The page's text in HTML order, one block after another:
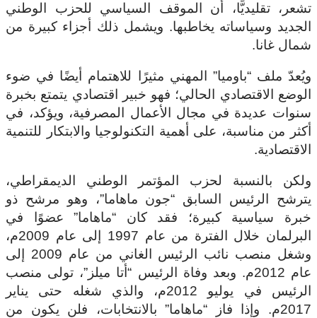
تشعر، تقليديًّا، أن الموقف السياسي للحزب الوطني
الجديد وسياساته يخاطبها. ويشمل ذلك أجزاء كبيرة من
شمال غانا.
ويُعدّ ملف “باوميا” المهني مثيرًا للاهتمام أيضًا في ضوء
الوضع الاقتصادي الحالي؛ فهو خبير اقتصادي يتمتع بخبرة
سنوات عديدة في مجال الأعمال المصرفية، ويؤكد، في
أكثر من مناسبة، على أهمية التكنولوجيا والابتكار للتنمية
الاقتصادية.
ولكن بالنسبة لحزب المؤتمر الوطني الديمقراطي،
يترشح الرئيس السابق “جون ماهاما”، وهو مرشح ذو
خبرة سياسية كبيرة؛ فقد كان “ماهاما” عضوًا في
البرلمان خلال الفترة من عام 1997 إلى عام 2009م،
وشغل منصب نائب الرئيس الغاني من عام 2009 إلى
عام 2012م. وبعد وفاة الرئيس “أتا ميلز”، تولى منصب
الرئيس في يوليو 2012م، والذي شغله حتى يناير
2017م. وإذا فاز “ماهاما” بالانتخابات، فلن يكون من